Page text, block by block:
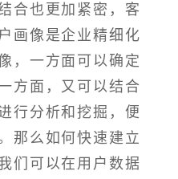
合也更加紧密，客
画像是企业精细化
，一方面可以确定
方面，又可以结合
行分析和挖掘，便
那么如何快速建立
们可以在用户数据